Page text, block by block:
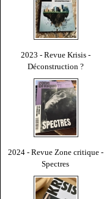
2023 - Revue Krisis -
Déconstruction ?
2024 - Revue Zone critique -
Spectres